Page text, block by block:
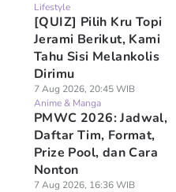
Lifestyle
[QUIZ] Pilih Kru Topi
Jerami Berikut, Kami
Tahu Sisi Melankolis
Dirimu
7 Aug 2026, 20:45 WIB
Anime & Manga
PMWC 2026: Jadwal,
Daftar Tim, Format,
Prize Pool, dan Cara
Nonton
7 Aug 2026, 16:36 WIB